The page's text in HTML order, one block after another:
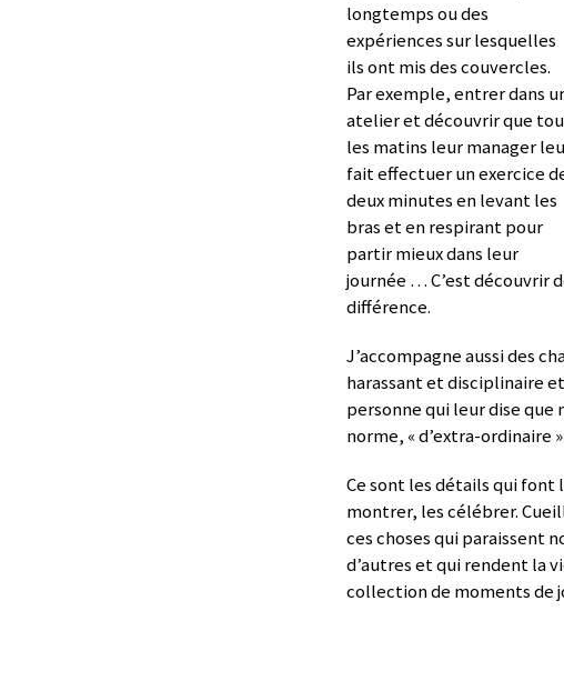
longtemps ou des
expériences sur lesquelles
ils ont mis des couvercles.
Par exemple, entrer dans
atelier et découvrir que
les matins leur manager
fait effectuer un exercice
deux minutes en levant les
bras et en respirant pour
partir mieux dans leur
journée … C’est découvrir
différence.
J’accompagne aussi des
harassant et disciplinaire
personne qui leur dise que
norme, « d’extra-ordinaire
Ce sont les détails qui font
montrer, les célébrer.
ces choses qui paraissent
d’autres et qui rendent la
collection de moments de